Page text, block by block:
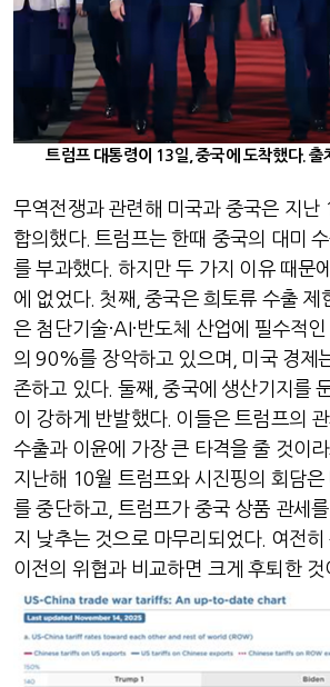
트럼프 대통령이 13일, 중국에 도착했다. 출
무역전쟁과 관련해 미국과 중국은 지난
합의했다.트럼프는 한때 중국의 대미 수
를 부과했다. 하지만 두 가지 이유 때문
에 없었다. 첫째 ,중국은 희토류 수출 제
은 첨단기술·AI·반도체 산업에 필수적
의90%를 장악하고 있으며
미국 경제
존하고 있다. 둘째 ,중국에 생산기지를
이 강하게 반발했다. 이들은 트럼프의
수출과 이윤에 가장 큰 타격을 줄 것이
지난해 10월 트럼프와 시진핑의 회담은
를 중단하고 트럼프가 중국 상품 관세
지 낮추는 것으로 마무리되었다. 여전히
이전의 위협과 비교하면 크게 후퇴한 것